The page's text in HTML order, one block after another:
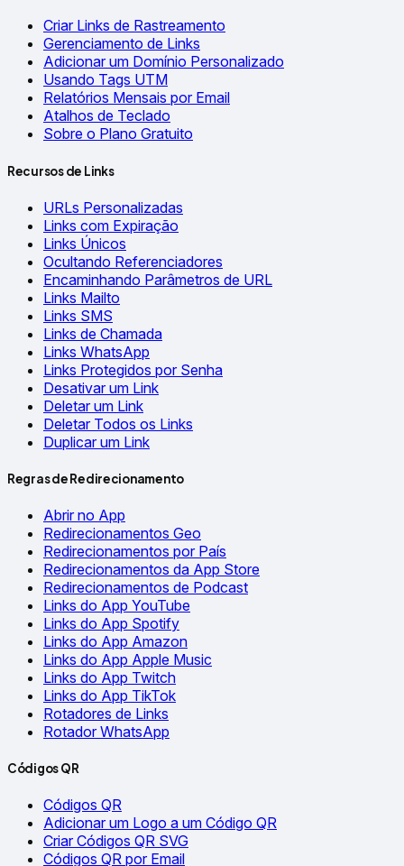
Criar Links de Rastreamento
Gerenciamento de Links
Adicionar um Domínio Personalizado
Usando Tags UTM
Relatórios Mensais por Email
Atalhos de Teclado
Sobre o Plano Gratuito
Recursos de Links
URLs Personalizadas
Links com Expiração
Links Únicos
Ocultando Referenciadores
Encaminhando Parâmetros de URL
Links Mailto
Links SMS
Links de Chamada
Links WhatsApp
Links Protegidos por Senha
Desativar um Link
Deletar um Link
Deletar Todos os Links
Duplicar um Link
Regras de Redirecionamento
Abrir no App
Redirecionamentos Geo
Redirecionamentos por País
Redirecionamentos da App Store
Redirecionamentos de Podcast
Links do App YouTube
Links do App Spotify
Links do App Amazon
Links do App Apple Music
Links do App Twitch
Links do App TikTok
Rotadores de Links
Rotador WhatsApp
Códigos QR
Códigos QR
Adicionar um Logo a um Código QR
Criar Códigos QR SVG
Códigos QR por Email